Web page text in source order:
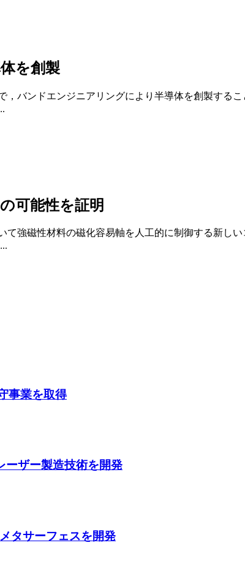
を創製
バンドエンジニアリングにより半導体を創製する
可能性を証明
強磁性材料の磁化容易軸を人工的に制御する新し
事業を取得
ーザー製造技術を開発
タサーフェスを開発